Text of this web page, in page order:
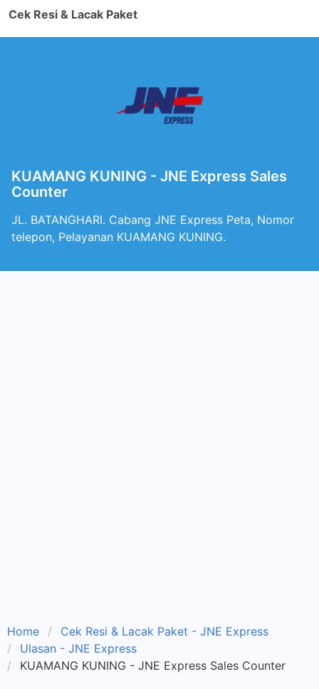
Cek Resi & Lacak Paket
KUAMANG KUNING - JNE Express Sales
Counter
JL. BATANGHARI. Cabang JNE Express Peta, Nomor
telepon, Pelayanan KUAMANG KUNING.
Home
Cek Resi & Lacak Paket - JNE Express
Ulasan - JNE Express
KUAMANG KUNING - JNE Express Sales Counter